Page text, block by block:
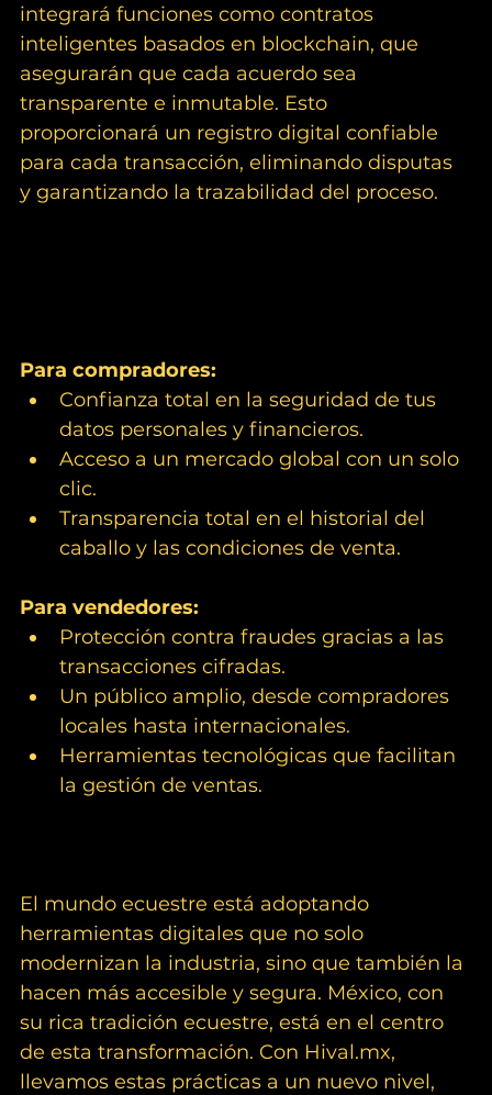
integrará funciones como contratos
inteligentes basados en blockchain, que
asegurarán que cada acuerdo sea
transparente e inmutable. Esto
proporcionará un registro digital confiable
para cada transacción, eliminando disputas
y garantizando la trazabilidad del proceso.
Para compradores:
Confianza total en la seguridad de tus
datos personales y financieros.
Acceso a un mercado global con un solo
clic.
Transparencia total en el historial del
caballo y las condiciones de venta.
Para vendedores:
Protección contra fraudes gracias a las
transacciones cifradas.
Un público amplio, desde compradores
locales hasta internacionales.
Herramientas tecnológicas que facilitan
la gestión de ventas.
El mundo ecuestre está adoptando
herramientas digitales que no solo
modernizan la industria, sino que también la
hacen más accesible y segura. México, con
su rica tradición ecuestre, está en el centro
de esta transformación. Con Hival.mx,
llevamos estas prácticas a un nuevo nivel,